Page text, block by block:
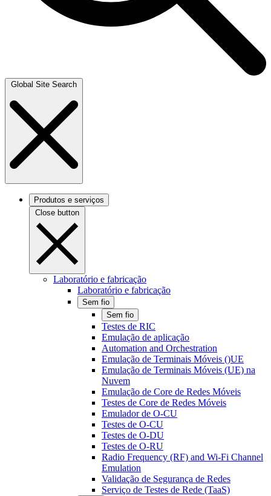
Global Site Search
Produtos e serviços
Close button
Laboratório e fabricação
Laboratório e fabricação
Sem fio
Sem fio
Testes de RIC
Emulação de aplicação
Automation and Orchestration
Emulação de Terminais Móveis ()UE
Emulação de Terminais Móveis (UE) na
Nuvem
Emulação de Core de Redes Móveis
Testes de Core de Redes Móveis
Emulador de O-CU
Testes de O-CU
Testes de O-DU
Testes de O-RU
Radio Frequency (RF) and Wi-Fi Channel
Emulation
Validação de Segurança de Redes
Serviço de Testes de Rede (TaaS)